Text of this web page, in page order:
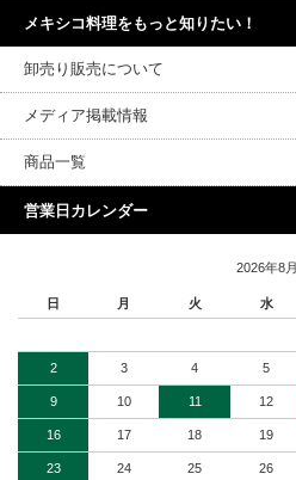
メキシコ料理をもっと知りたい！
卸売り販売について
メディア掲載情報
商品一覧
営業日カレンダー
2026年8月
日 月 火 水
2 3 4 5
9 10 11 12
16 17 18 19
23 24 25 26